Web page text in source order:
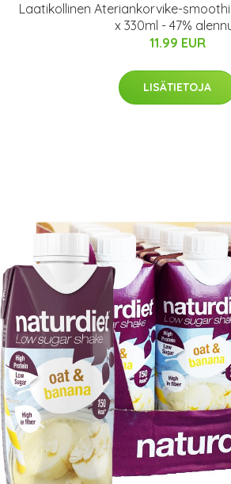
Laatikollinen Ateriankorvike-
x 330ml - 47%
11.99 EUR
LISÄTIETOJA